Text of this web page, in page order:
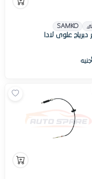
SAMKO
دبرياج علوى لادا
جنيه